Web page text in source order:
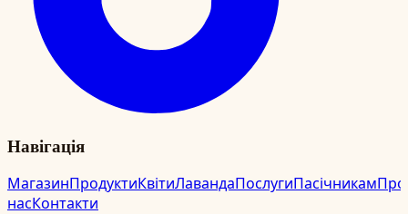
Навігація
МагазинПродуктиКвітиЛавандаПослугиПасічникамПро
насКонтакти